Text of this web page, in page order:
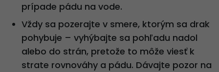
prípade pádu na vode.
Vždy sa pozerajte v smere, ktorým sa drak
pohybuje – vyhýbajte sa pohľadu nadol
alebo do strán, pretože to môže viesť k
strate rovnováhy a pádu. Dávajte pozor na